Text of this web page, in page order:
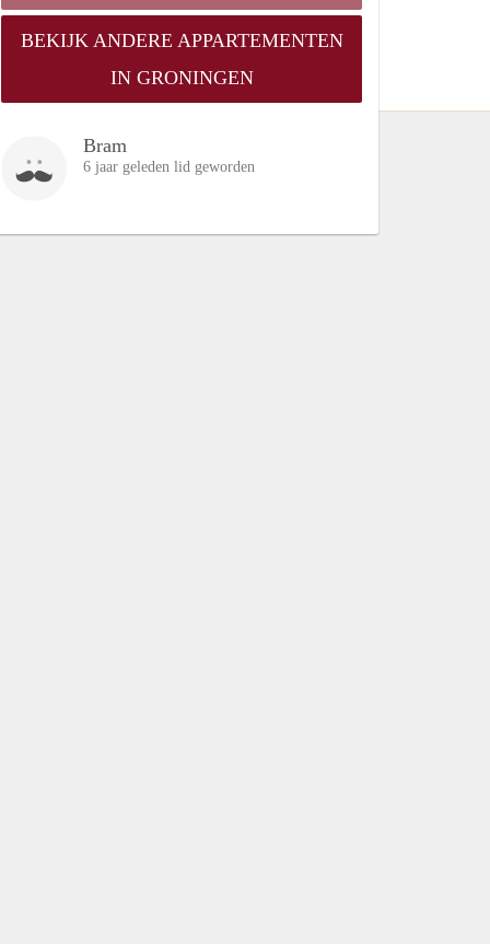
BEKIJK ANDERE APPARTEMENTEN
IN GRONINGEN
Bram
6 jaar geleden lid geworden